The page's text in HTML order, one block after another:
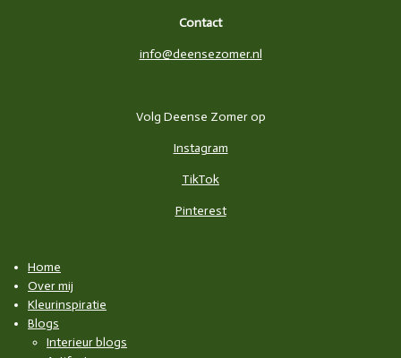
Contact
info@deensezomer.nl
Volg Deense Zomer op
Instagram
TikTok
Pinterest
Home
Over mij
Kleurinspiratie
Blogs
Interieur blogs